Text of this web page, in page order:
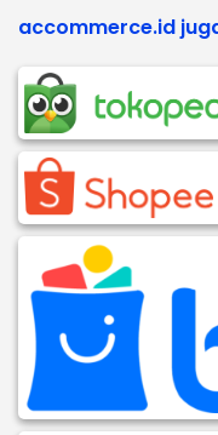
accommerce.id